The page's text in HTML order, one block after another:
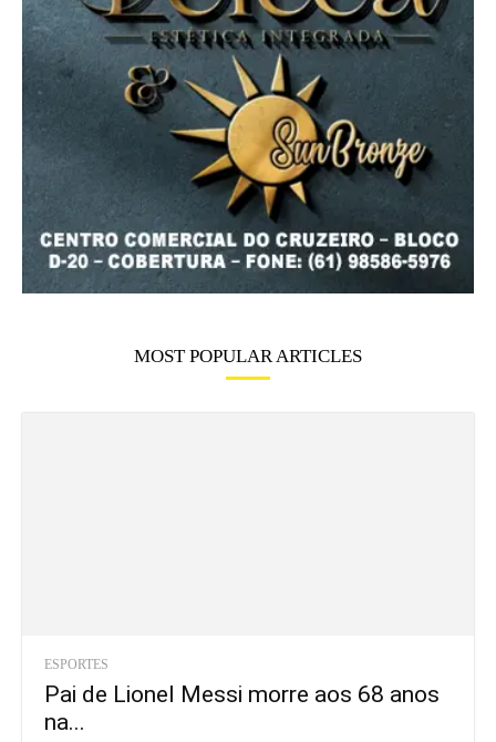
MOST POPULAR ARTICLES
ESPORTES
Pai de Lionel Messi morre aos 68 anos
na...